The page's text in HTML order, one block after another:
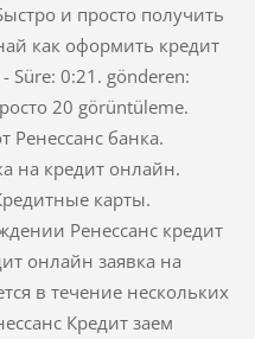
и просто получить
как оформить кредит
0:21. gönderen:
20 görüntüleme.
Ренессанс банка.
на кредит онлайн.
карты.
Ренессанс кредит
онлайн заявка на
в течение нескольких
Кредит заем